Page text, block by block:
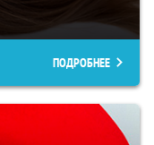
ПОДРОБНЕЕ